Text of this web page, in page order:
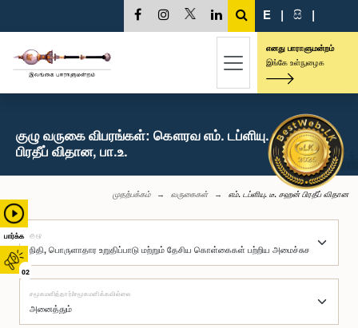
பார்க்க
02
E | සි |
எனது பாராளுமன்றம்
இங்கே உள்நுழைக
குழு வருகை விபரங்கள்: கௌரவ எம். டப்ளியு. டீ. சஹன்
பிரதீப் விதான, பா.உ.
முதற்பக்கம் வருகைகள் எம். டப்ளியு. டீ. சஹன் பிரதீப் விதான
குழு
சமூகமளித்தார்/சமூகமளிக்கவில்லை